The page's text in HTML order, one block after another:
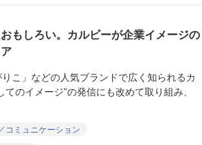
もしろい。カルビーが企業イメージの
こ」などの人気ブランドで広く知られるカ
のイメージ”の発信にも改めて取り組み、
コミュニケーション